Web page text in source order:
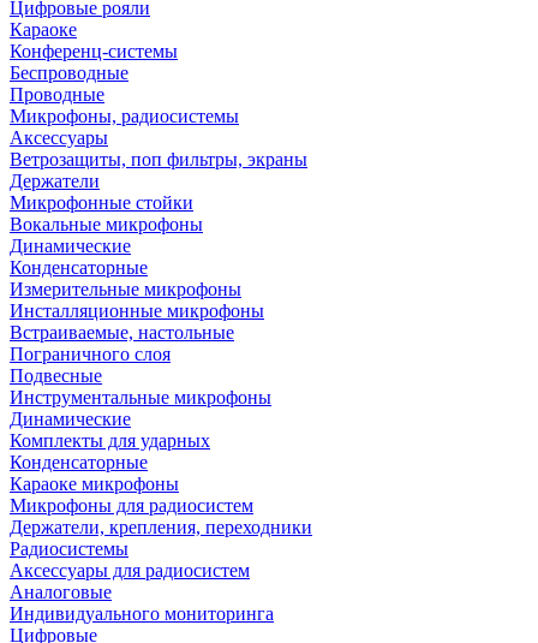
Цифровые рояли
Караоке
Конференц-системы
Беспроводные
Проводные
Микрофоны, радиосистемы
Аксессуары
Ветрозащиты, поп фильтры, экраны
Держатели
Микрофонные стойки
Вокальные микрофоны
Динамические
Конденсаторные
Измерительные микрофоны
Инсталляционные микрофоны
Встраиваемые, настольные
Пограничного слоя
Подвесные
Инструментальные микрофоны
Динамические
Комплекты для ударных
Конденсаторные
Караоке микрофоны
Микрофоны для радиосистем
Держатели, крепления, переходники
Радиосистемы
Аксессуары для радиосистем
Аналоговые
Индивидуального мониторинга
Цифровые